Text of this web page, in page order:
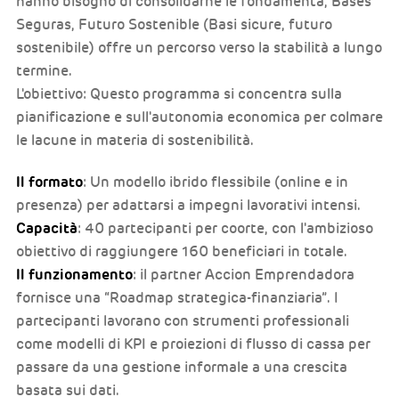
Seguras, Futuro Sostenible (Basi sicure, futuro
sostenibile) offre un percorso verso la stabilità a lungo
termine.
L'obiettivo: Questo programma si concentra sulla
pianificazione e sull'autonomia economica per colmare
le lacune in materia di sostenibilità.
Il formato: Un modello ibrido flessibile (online e in
presenza) per adattarsi a impegni lavorativi intensi.
Capacità: 40 partecipanti per coorte, con l'ambizioso
obiettivo di raggiungere 160 beneficiari in totale.
Il funzionamento: il partner Accion Emprendadora
fornisce una “Roadmap strategica-finanziaria”. I
partecipanti lavorano con strumenti professionali
come modelli di KPI e proiezioni di flusso di cassa per
passare da una gestione informale a una crescita
basata sui dati.